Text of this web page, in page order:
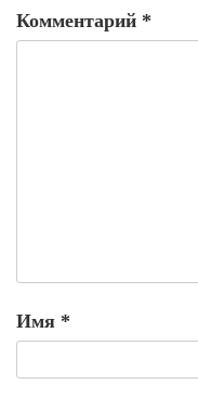
Комментарий *
Имя *